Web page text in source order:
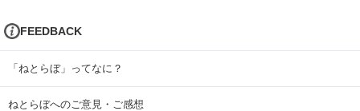
FEEDBACK
「ねとらぼ」ってなに？
ねとらぼへのご意見・ご感想